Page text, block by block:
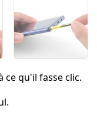
ce qu'il fasse clic.